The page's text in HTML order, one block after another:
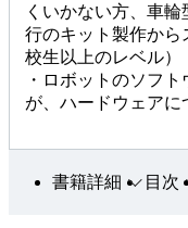
くいかない方、車
行のキット製作から
校生以上のレベル）
・ロボットのソフ
が、ハードウェア
書籍詳細 目次